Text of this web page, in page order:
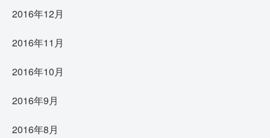
2016年12月
2016年11月
2016年10月
2016年9月
2016年8月